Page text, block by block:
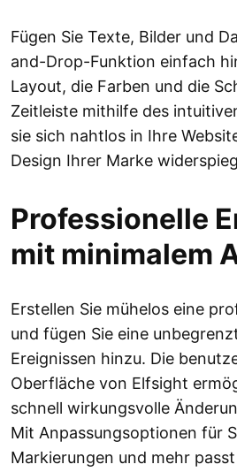
Fügen Sie Texte, Bilder und
and-Drop-Funktion einfach
Layout, die Farben und die
Zeitleiste mithilfe des
sie sich nahtlos in Ihre
Design Ihrer Marke
Professionelle
mit minimalem
Erstellen Sie mühelos eine
und fügen Sie eine
Ereignissen hinzu. Die
Oberfläche von Elfsight
schnell wirkungsvolle
Mit Anpassungsoptionen für
Markierungen und mehr